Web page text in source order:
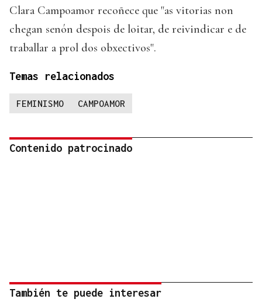
Clara Campoamor recoñece que "as vitorias non
chegan senón despois de loitar, de reivindicar e de
traballar a prol dos obxectivos".
Temas relacionados
FEMINISMO CAMPOAMOR
Contenido patrocinado
También te puede interesar